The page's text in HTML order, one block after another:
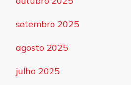
setembro 2025
agosto 2025
julho 2025